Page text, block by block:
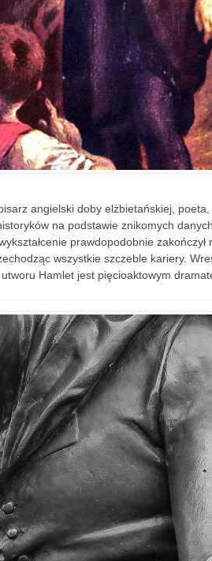
angielski doby elżbietańskiej,
na podstawie znikomych
prawdopodobnie zakończył
wszystkie szczeble kariery.
Hamlet jest pięcioaktowym